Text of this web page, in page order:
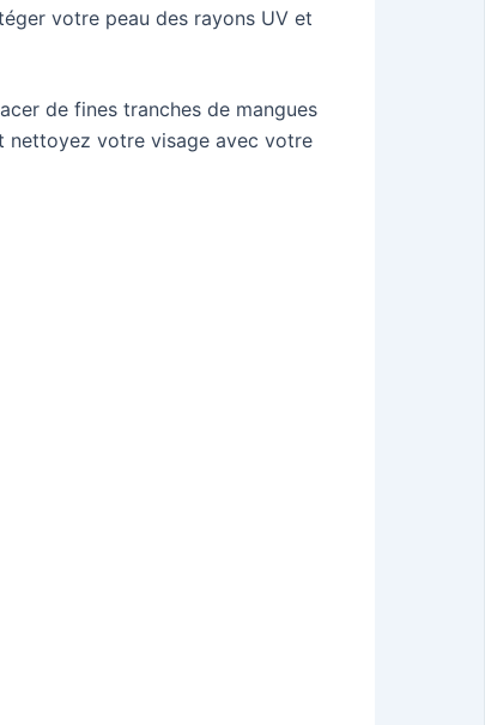
votre peau des rayons UV et
de fines tranches de mangues
nettoyez votre visage avec votre